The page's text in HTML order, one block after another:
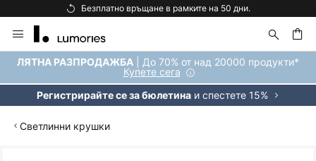
Безплатно връщане в рамките на 50 дни.
Прескачане
към
съдържанието
ЛЯТНА РАЗПРОДАЖБА | До 70% от над 20000 продукти*
Купете сега
Регистрирайте се за бюлетинаи спестете 15%
Светлинни крушки